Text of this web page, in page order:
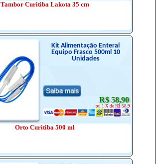
Tambor Curitiba Lakota 35 cm
Kit Alimentação Enteral
Equipo Frasco 500ml 10
Unidades
R$ 58,90
ou 1 X de R$ 58.9
Orto Curitiba 500 ml